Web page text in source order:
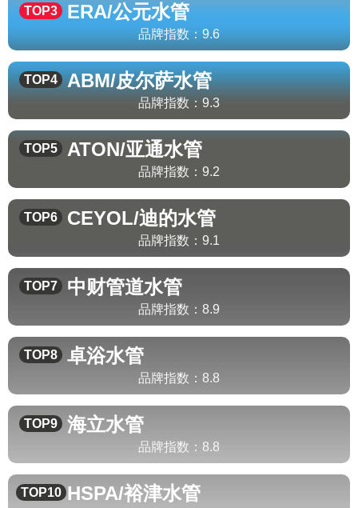
TOP3 ERA/公元水管
品牌指数： 9.6
TOP4 ABM/皮尔萨水管
品牌指数： 9.3
TOP5 ATON/亚通水管
品牌指数： 9.2
TOP6 CEYOL/迪的水管
品牌指数： 9.1
TOP7 中财管道水管
品牌指数： 8.9
TOP8 卓浴水管
品牌指数： 8.8
TOP9 海立水管
品牌指数： 8.8
TOP10 HSPA/裕津水管